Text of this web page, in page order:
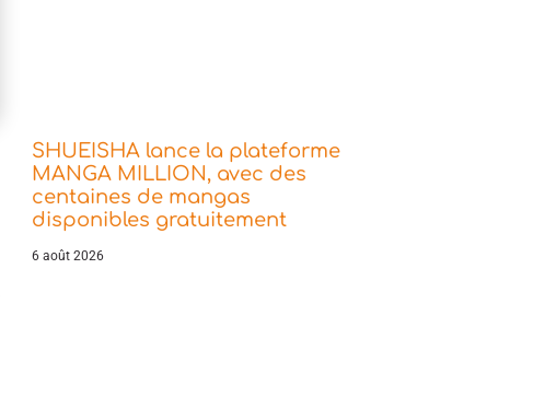
SHUEISHA lance la plateforme
MANGA MILLION, avec des
centaines de mangas
disponibles gratuitement
6 août 2026